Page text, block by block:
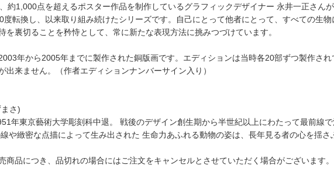
約1,000点を超えるポスター作品を制作しているグラフィックデザイナー 永井一正さん
度転換し、以来取り組み続けたシリーズです。自己にとって他者にとって、すべての生
を裏切ることを矜恃として、常に新たな表現方法に挑みつづけています。
年から2005年までに製作された銅版画です。エディションは当時各20部ずつ製作さ
出来ません。（作者エディションナンバーサイン入り）
さ)
年東京藝術大学彫刻科中退。 戦後のデザイン創生期から半世紀以上にわたって最前線
や緻密な点描によって生み出された 生命力あふれる動物の姿は、長年見る者の心を揺さ
商品につき、品切れの場合にはご注文をキャンセルとさせていただく場合がございます